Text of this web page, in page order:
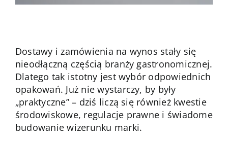
Dostawy i zamówienia na wynos stały się
nieodłączną częścią branży gastronomicznej.
Dlatego tak istotny jest wybór odpowiednich
opakowań. Już nie wystarczy, by były
„praktyczne” – dziś liczą się również kwestie
środowiskowe, regulacje prawne i świadome
budowanie wizerunku marki.